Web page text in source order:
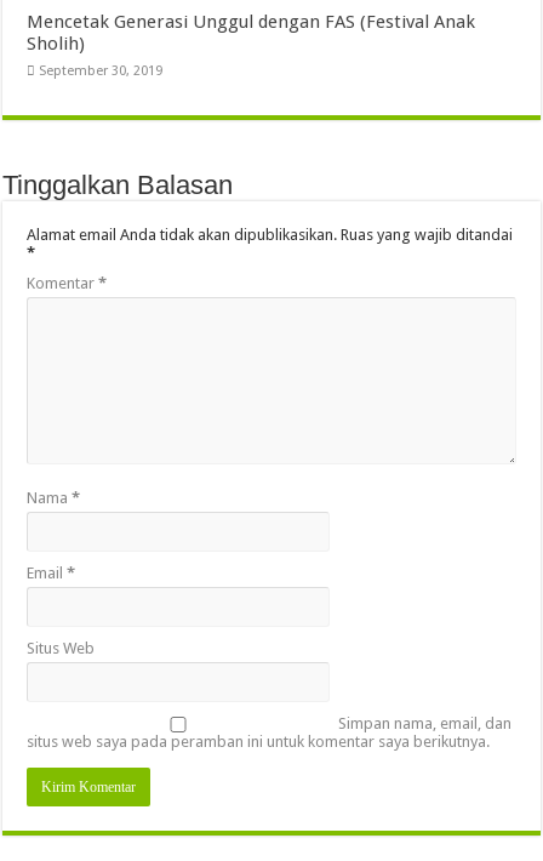
Mencetak Generasi Unggul dengan FAS (Festival Anak
Sholih)
September 30, 2019
Tinggalkan Balasan
Alamat email Anda tidak akan dipublikasikan. Ruas yang wajib ditandai
*
Komentar*
Nama*
Email*
Situs Web
Simpan nama, email, dan
situs web saya pada peramban ini untuk komentar saya berikutnya.